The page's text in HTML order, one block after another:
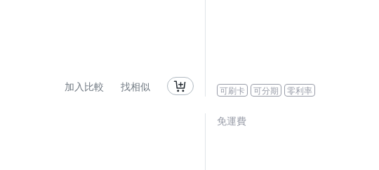
加入比較 找相似 可刷卡 可分期 零利率
免運費